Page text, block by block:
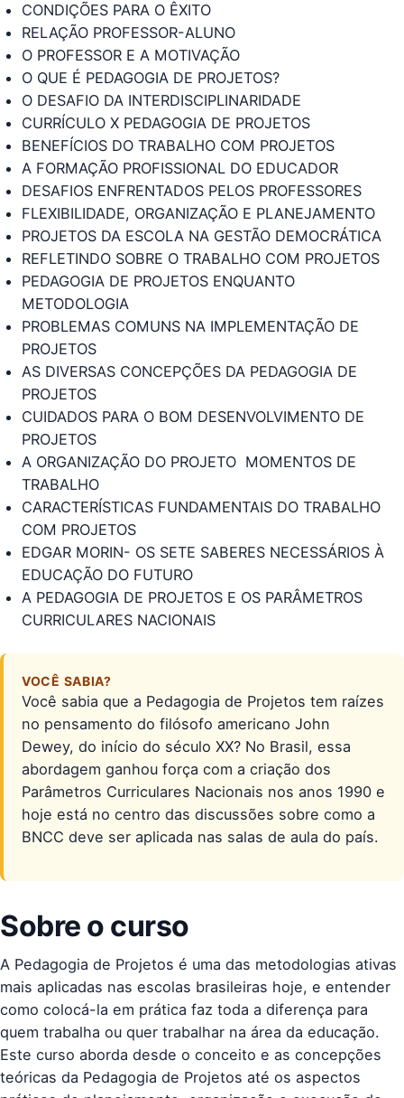
CONDIÇÕES PARA O ÊXITO
RELAÇÃO PROFESSOR-ALUNO
O PROFESSOR E A MOTIVAÇÃO
O QUE É PEDAGOGIA DE PROJETOS?
O DESAFIO DA INTERDISCIPLINARIDADE
CURRÍCULO X PEDAGOGIA DE PROJETOS
BENEFÍCIOS DO TRABALHO COM PROJETOS
A FORMAÇÃO PROFISSIONAL DO EDUCADOR
DESAFIOS ENFRENTADOS PELOS PROFESSORES
FLEXIBILIDADE, ORGANIZAÇÃO E PLANEJAMENTO
PROJETOS DA ESCOLA NA GESTÃO DEMOCRÁTICA
REFLETINDO SOBRE O TRABALHO COM PROJETOS
PEDAGOGIA DE PROJETOS ENQUANTO
METODOLOGIA
PROBLEMAS COMUNS NA IMPLEMENTAÇÃO DE
PROJETOS
AS DIVERSAS CONCEPÇÕES DA PEDAGOGIA DE
PROJETOS
CUIDADOS PARA O BOM DESENVOLVIMENTO DE
PROJETOS
A ORGANIZAÇÃO DO PROJETO  MOMENTOS DE
TRABALHO
CARACTERÍSTICAS FUNDAMENTAIS DO TRABALHO
COM PROJETOS
EDGAR MORIN- OS SETE SABERES NECESSÁRIOS À
EDUCAÇÃO DO FUTURO
A PEDAGOGIA DE PROJETOS E OS PARÂMETROS
CURRICULARES NACIONAIS
VOCÊ SABIA?
Você sabia que a Pedagogia de Projetos tem raízes
no pensamento do filósofo americano John
Dewey, do início do século XX? No Brasil, essa
abordagem ganhou força com a criação dos
Parâmetros Curriculares Nacionais nos anos 1990 e
hoje está no centro das discussões sobre como a
BNCC deve ser aplicada nas salas de aula do país.
Sobre o curso
A Pedagogia de Projetos é uma das metodologias ativas
mais aplicadas nas escolas brasileiras hoje, e entender
como colocá-la em prática faz toda a diferença para
quem trabalha ou quer trabalhar na área da educação.
Este curso aborda desde o conceito e as concepções
teóricas da Pedagogia de Projetos até os aspectos